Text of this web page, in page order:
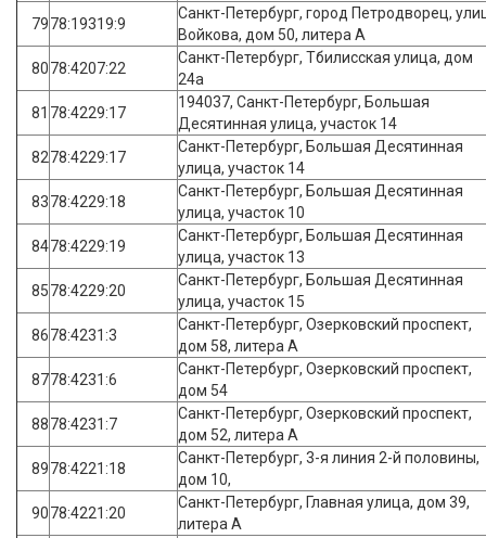
7978:19319:9
Санкт-Петербург, город Петродворец,
Войкова, дом 50, литера А
8078:4207:22
Санкт-Петербург, Тбилисская улица, дом
24а
81 78:4229:17
194037, Санкт-Петербург, Большая
Десятинная улица, участок 14
8278:4229:17
Санкт-Петербург, Большая Десятинная
улица, участок 14
8378:4229:18
Санкт-Петербург, Большая Десятинная
улица, участок 10
8478:4229:19
Санкт-Петербург, Большая Десятинная
улица, участок 13
8578:4229:20
Санкт-Петербург, Большая Десятинная
улица, участок 15
8678:4231:3
Санкт-Петербург, Озерковский проспект,
дом 58, литера А
8778:4231:6
Санкт-Петербург, Озерковский проспект,
дом 54
8878:4231:7
Санкт-Петербург, Озерковский проспект,
дом 52, литера А
8978:4221:18
Санкт-Петербург, 3-я линия 2-й половины,
дом 10,
9078:4221:20
Санкт-Петербург, Главная улица, дом 39,
литера А